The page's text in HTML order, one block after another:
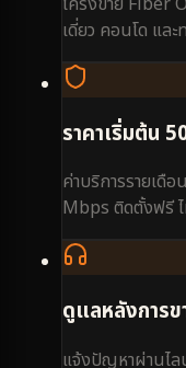
เดี่ยว คอนโด และ
ราคาเริ่มต้น
ค่าบริการรายเดื
Mbps ติดตั้งฟรี
ดูแลหลังการข
แจ้งปัญหาผ่านไล